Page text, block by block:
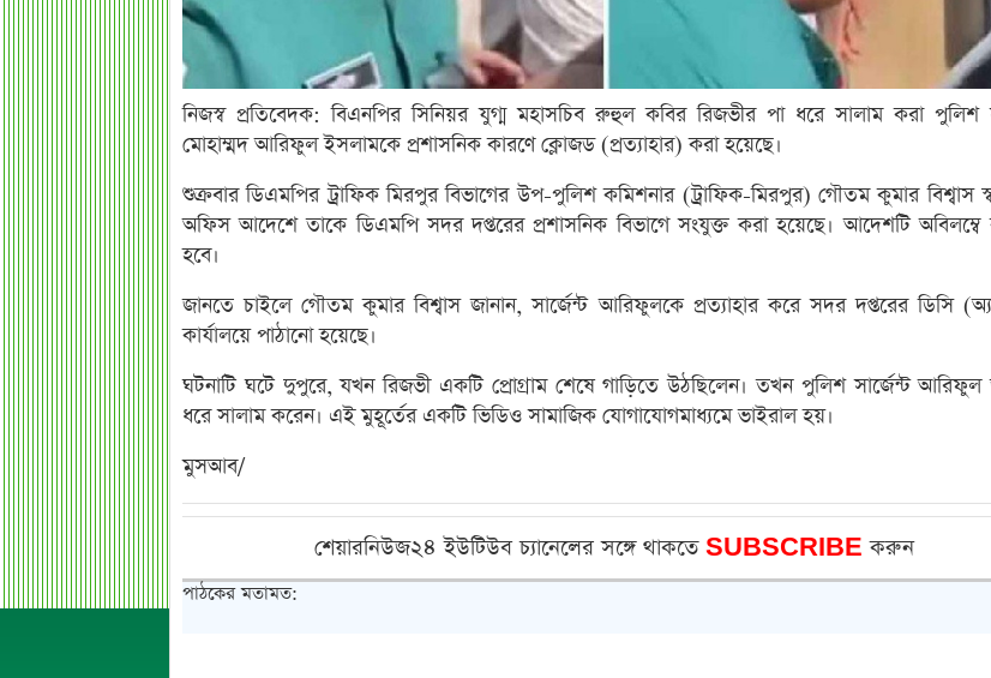
নিজস্ব প্রতিবেদক: বিএনপির সিনিয়র যুগ্ম মহাসচিব রুহুল কবির রিজভীর পা ধরে সালাম করা পুলিশ
মোহাম্মদ আরিফুল ইসলামকে প্রশাসনিক কারণে ক্লোজড (প্রত্যাহার) করা হয়েছে।
শুক্রবার ডিএমপির ট্রাফিক মিরপুর বিভাগের উপ-পুলিশ কমিশনার (ট্রাফিক-মিরপুর) গৌতম কুমার বিশ্বাস
অফিস আদেশে তাকে ডিএমপি সদর দপ্তরের প্রশাসনিক বিভাগে সংযুক্ত করা হয়েছে। আদেশটি অবিলম্বে
হবে।
জানতে চাইলে গৌতম কুমার বিশ্বাস জানান, সার্জেন্ট আরিফুলকে প্রত্যাহার করে সদর দপ্তরের ডিসি
কার্যালয়ে পাঠানো হয়েছে।
ঘটনাটি ঘটে দুপুরে, যখন রিজভী একটি প্রোগ্রাম শেষে গাড়িতে উঠছিলেন। তখন পুলিশ সার্জেন্ট আরিফুল
ধরে সালাম করেন। এই মুহূর্তের একটি ভিডিও সামাজিক যোগাযোগমাধ্যমে ভাইরাল হয়।
মুসআব/
শেয়ারনিউজ২৪ ইউটিউব চ্যানেলের সঙ্গে থাকতে SUBSCRIBEকরুন
পাঠকের মতামত: